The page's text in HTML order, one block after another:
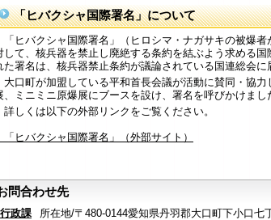
「ヒバクシャ国際署名」について
「ヒバクシャ国際署名」（ヒロシマ・ナガサキの被爆
して、核兵器を禁止し廃絶する条約を結ぶよう求める
た署名は、核兵器禁止条約が議論されている国連総会に
大口町が加盟している平和首長会議が活動に賛同・協
、ミニミニ原爆展にブースを設け、署名を呼びかけまし
詳しくは以下の外部リンクをご覧ください。
「ヒバクシャ国際署名」（外部サイト）
問合わせ先
行政課
所在地/〒480-0144愛知県丹羽郡大口町下小口七